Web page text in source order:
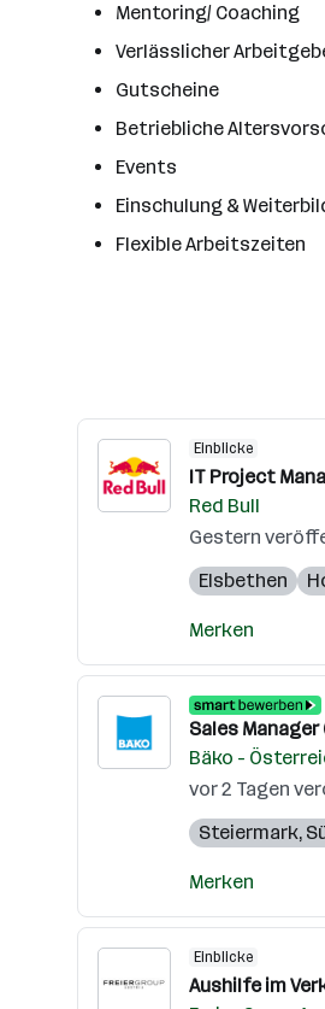
Mentoring/ Coaching
Verlässlicher
Gutscheine
Betriebliche
Events
Einschulung &
Flexible Arbeitszeiten
Einblicke
IT Project
Red Bull
Gestern
Elsbethen
Merken
Sales
Bäko -
vor 2 Tagen
Steiermark,
Merken
Einblicke
Aushilfe im